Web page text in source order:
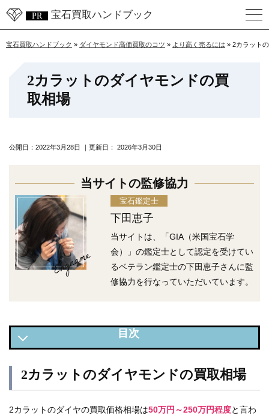
宝石買取ハンドブック
宝石買取ハンドブック » ダイヤモンド高価買取のコツ » より高く売るには » 2カラット
2カラットのダイヤモンドの買
取相場
公開日： 2022年3月28日 ｜更新日： 2026年3月30日
当サイトの監修協力
Engname
宝石鑑定士
下田恵子
当サイトは、「GIA（米国宝石学
会）」の鑑定士として認定を受けてい
るベテラン鑑定士の下田恵子さんに監
修協力を行なっていただいています。
2カラットダイヤモンドの買取価格を上げるコツ
2カラットのダイヤモンドの買取相場
2カラットのダイヤの買取価格相場は50万円～250万円程度と言わ